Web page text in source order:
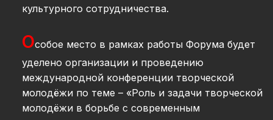
культурного сотрудничества.
Особое место в рамках работы Форума будет
уделено организации и проведению
международной конференции творческой
молодёжи по теме – «Роль и задачи творческой
молодёжи в борьбе с современным